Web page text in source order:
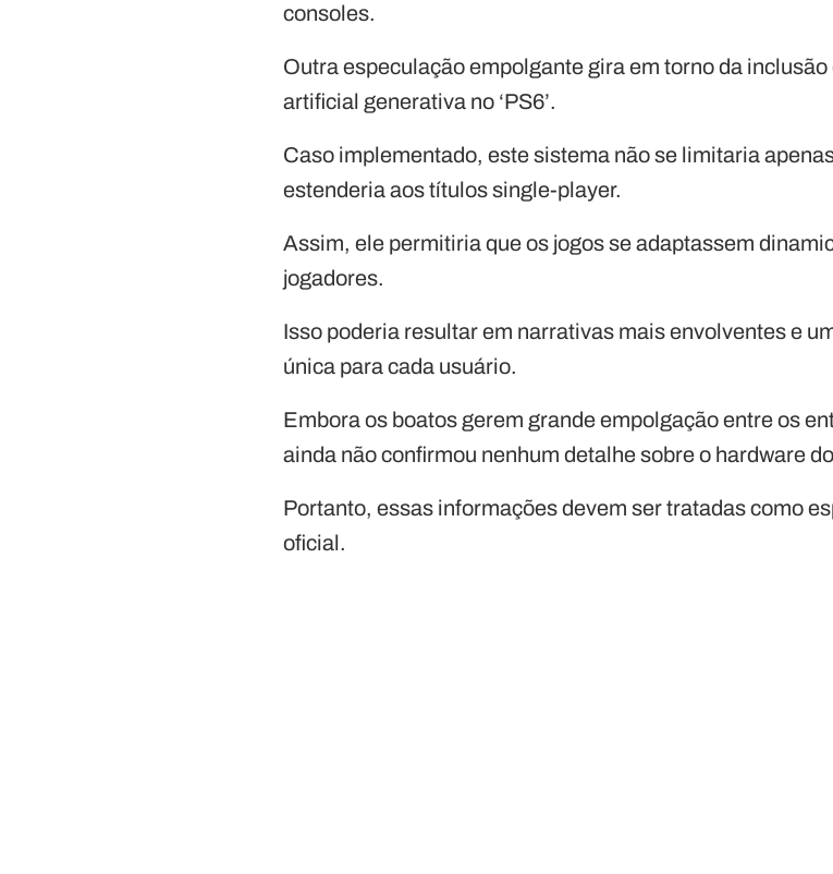
consoles.
Outra especulação empolgante gira em torno da
artificial generativa no ‘PS6’.
Caso implementado, este sistema não se limitaria
estenderia aos títulos single-player.
Assim, ele permitiria que os jogos se adaptassem
jogadores.
Isso poderia resultar em narrativas mais envolventes e
única para cada usuário.
Embora os boatos gerem grande empolgação entre os
ainda não confirmou nenhum detalhe sobre o hardware do
Portanto, essas informações devem ser tratadas como
oficial.